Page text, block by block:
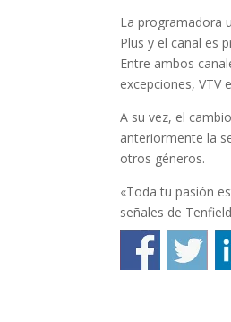
La programadora
Plus y el canal es
Entre ambos
excepciones, VTV
A su vez, el
anteriormente la
otros géneros.
«Toda tu pasión
señales de